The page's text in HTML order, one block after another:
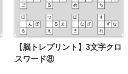
【脳トレプリント】3文字クロ
スワード⑧